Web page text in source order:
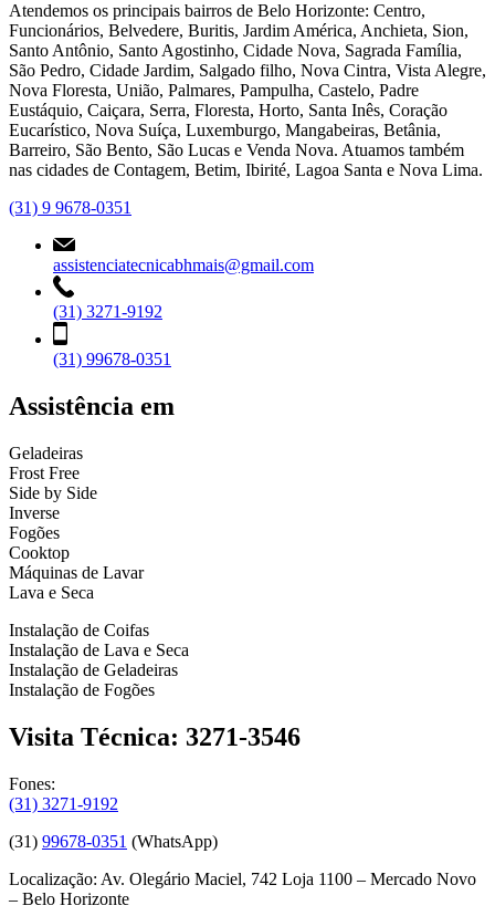
Atendemos os principais bairros de Belo Horizonte: Centro,
Funcionários, Belvedere, Buritis, Jardim América, Anchieta, Sion,
Santo Antônio, Santo Agostinho, Cidade Nova, Sagrada Família,
São Pedro, Cidade Jardim, Salgado filho, Nova Cintra, Vista Alegre,
Nova Floresta, União, Palmares, Pampulha, Castelo, Padre
Eustáquio, Caiçara, Serra, Floresta, Horto, Santa Inês, Coração
Eucarístico, Nova Suíça, Luxemburgo, Mangabeiras, Betânia,
Barreiro, São Bento, São Lucas e Venda Nova. Atuamos também
nas cidades de Contagem, Betim, Ibirité, Lagoa Santa e Nova Lima.
(31) 9 9678-0351
assistenciatecnicabhmais@gmail.com
(31) 3271-9192
(31) 99678-0351
Assistência em
Geladeiras
Frost Free
Side by Side
Inverse
Fogões
Cooktop
Máquinas de Lavar
Lava e Seca
Instalação de Coifas
Instalação de Lava e Seca
Instalação de Geladeiras
Instalação de Fogões
Visita Técnica: 3271-3546
Fones:
(31) 3271-9192
(31) 99678-0351 (WhatsApp)
Localização: Av. Olegário Maciel, 742 Loja 1100 – Mercado Novo
– Belo Horizonte